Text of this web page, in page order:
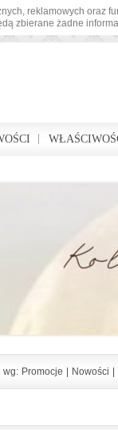
reklamowych
zbierane żadne
wg: Promocje Nowości